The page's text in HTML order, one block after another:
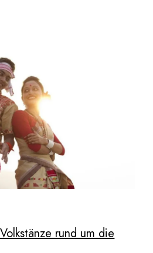
rund um die